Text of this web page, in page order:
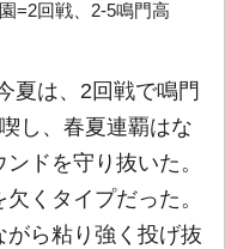
=2回戦、2-5鳴門高
夏は、2回戦で鳴門
し、春夏連覇はな
ドを守り抜いた。
くタイプだった。
ら粘り強く投げ抜